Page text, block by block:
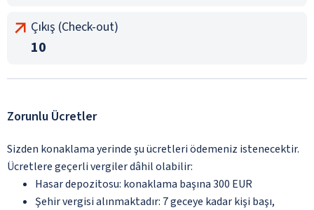
Çıkış (Check-out)
10
Zorunlu Ücretler
Sizden konaklama yerinde şu ücretleri ödemeniz istenecektir.
Ücretlere geçerli vergiler dâhil olabilir:
Hasar depozitosu: konaklama başına 300 EUR
Şehir vergisi alınmaktadır: 7 geceye kadar kişi başı,